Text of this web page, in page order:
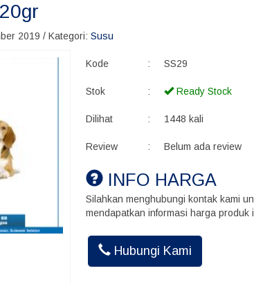
2019 / Kategori: Susu
Kode : SS29
Stok : Ready Stock
Dilihat : 1448 kali
Review : Belum ada review
INFO HARGA
Silahkan menghubungi kontak kami
mendapatkan informasi harga produk
Hubungi Kami
Akhmad Insani
Kalo kirim burung